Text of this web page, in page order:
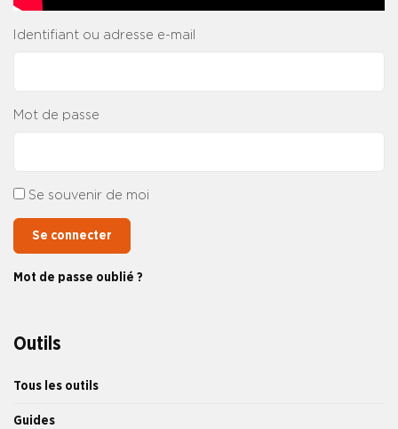
Outils
Tous les outils
Guides
Identifiant ou adresse e-mail
Mot de passe
Se souvenir de moi
Se connecter
Mot de passe oublié ?